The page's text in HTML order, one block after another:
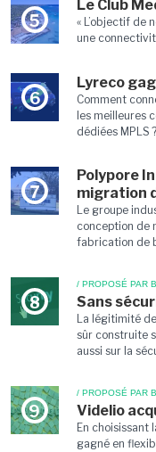
5
Le Club
« L’objectif de
une
6
Lyreco
Comment
les meilleures
dédiées MPLS
7
Polypore
migration
Le groupe
conception de
fabrication de
8
/ PROPOSÉ PAR
Sans
La légitimité
sûr construite
aussi sur la
9
/ PROPOSÉ PAR
Videlio
En choisissant
gagné en